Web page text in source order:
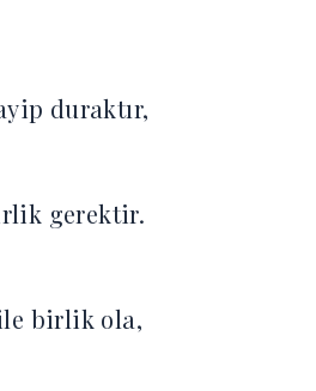
duraktır,
gerektir.
birlik ola,